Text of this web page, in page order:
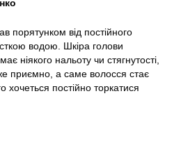
порятунком від постійного
водою. Шкіра голови
ніякого нальоту чи стягнутості,
приємно, а саме волосся стає
постійно торкатися